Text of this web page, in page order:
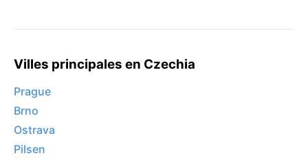
Villes principales en Czechia
Prague
Brno
Ostrava
Pilsen